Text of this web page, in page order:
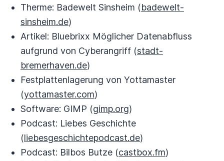
Therme: Badewelt Sinsheim (badewelt-
sinsheim.de)
Artikel: Bluebrixx Möglicher Datenabfluss
aufgrund von Cyberangriff (stadt-
bremerhaven.de)
Festplattenlagerung von Yottamaster
(yottamaster.com)
Software: GIMP (gimp.org)
Podcast: Liebes Geschichte
(liebesgeschichtepodcast.de)
Podcast: Bilbos Butze (castbox.fm)